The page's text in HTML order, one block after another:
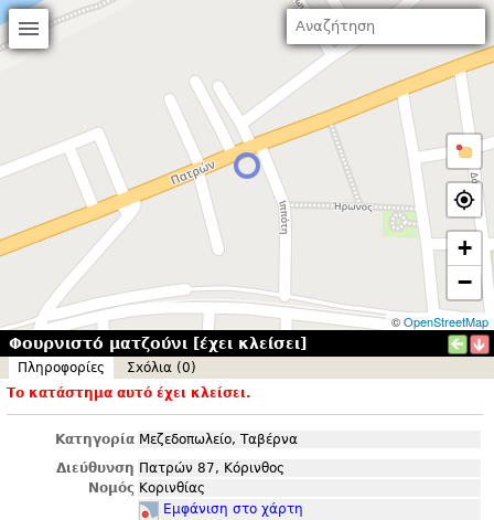
+
−
©OpenStreetMap
Φουρνιστό ματζούνι [έχει κλείσει]
Πληροφορίες
Σxόλια (0)
Το κατάστημα αυτό έχει κλείσει.
Κατηγορία Μεζεδοπωλείο, Ταβέρνα
Διεύθυνση Πατρών 87, Κόρινθος
Νομός Κορινθίας
Εμφάνιση στο χάρτη